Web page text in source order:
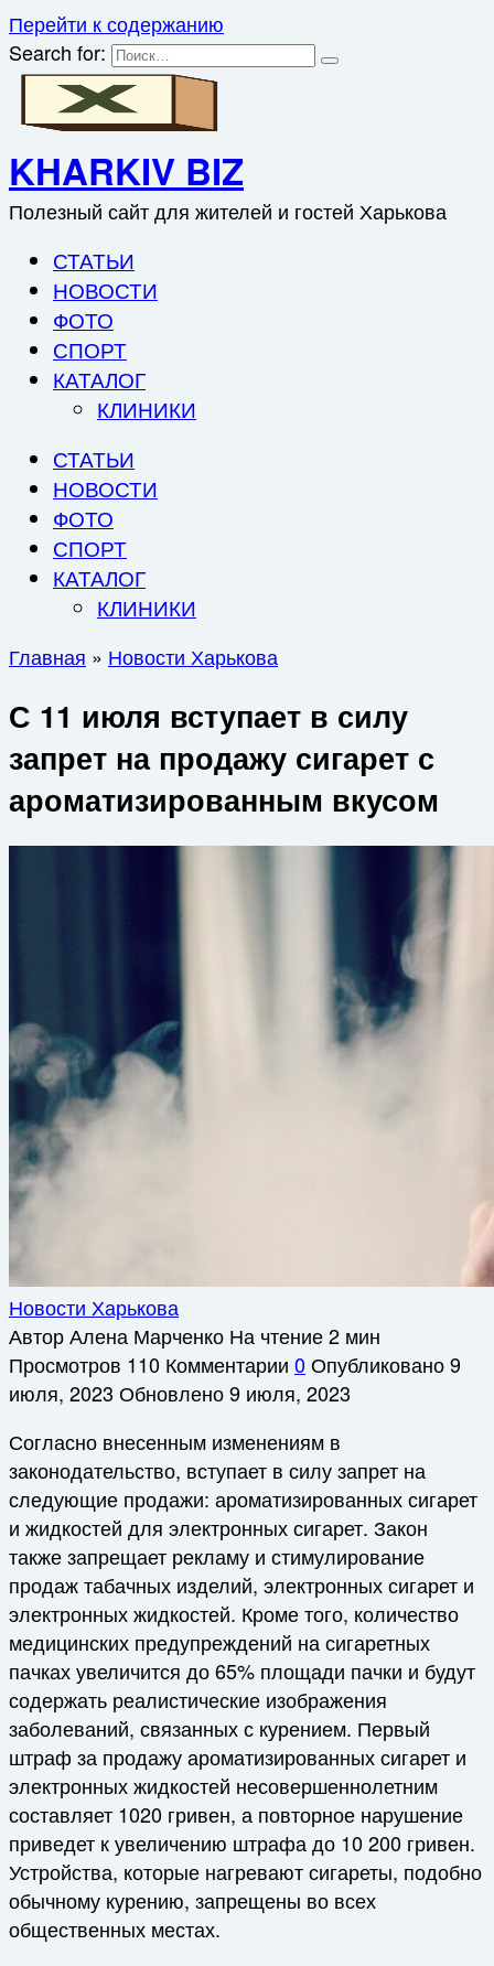
Перейти к содержанию
Search for:
KHARKIV BIZ
Полезный сайт для жителей и гостей Харькова
СТАТЬИ
НОВОСТИ
ФОТО
СПОРТ
КАТАЛОГ
КЛИНИКИ
СТАТЬИ
НОВОСТИ
ФОТО
СПОРТ
КАТАЛОГ
КЛИНИКИ
Главная » Новости Харькова
С 11 июля вступает в силу
запрет на продажу сигарет с
ароматизированным вкусом
Новости Харькова
АвторАлена Марченко На чтение2 мин
Просмотров 110 Комментарии 0Опубликовано9
июля, 2023 Обновлено9 июля, 2023
Согласно внесенным изменениям в
законодательство, вступает в силу запрет на
следующие продажи: ароматизированных сигарет
и жидкостей для электронных сигарет. Закон
также запрещает рекламу и стимулирование
продаж табачных изделий, электронных сигарет и
электронных жидкостей. Кроме того, количество
медицинских предупреждений на сигаретных
пачках увеличится до 65% площади пачки и будут
содержать реалистические изображения
заболеваний, связанных с курением. Первый
штраф за продажу ароматизированных сигарет и
электронных жидкостей несовершеннолетним
составляет 1020 гривен, а повторное нарушение
приведет к увеличению штрафа до 10 200 гривен.
Устройства, которые нагревают сигареты, подобно
обычному курению, запрещены во всех
общественных местах.